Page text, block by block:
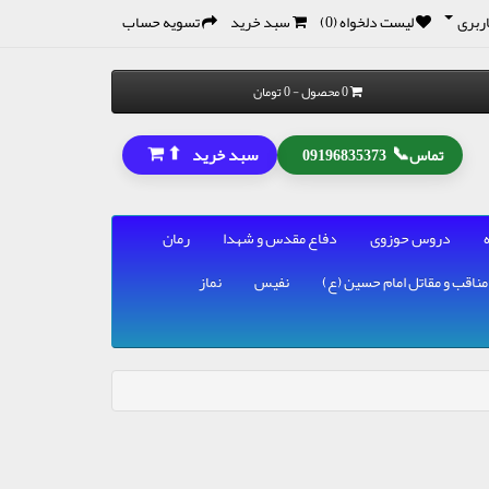
لیست دلخواه (0) سبد خرید تسویه حساب
0 محصول - 0 تومان
تماس📞
09196835373 سبد خرید ⬆
دروس حوزوی دفاع مقدس و شهدا
رمان
مناقب و مقاتل امام حسین (ع) نفیس
نماز